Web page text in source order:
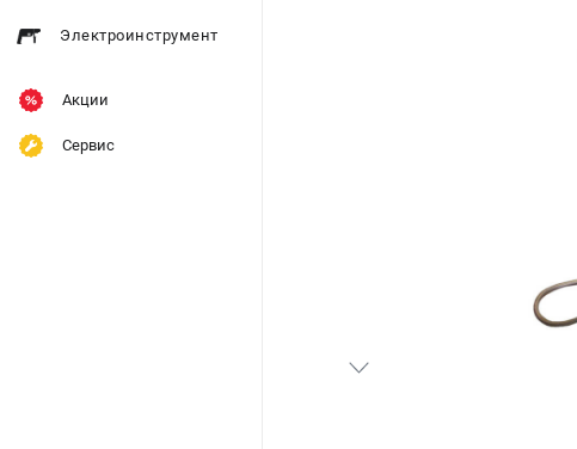
Электроинструмент
Акции
Сервис